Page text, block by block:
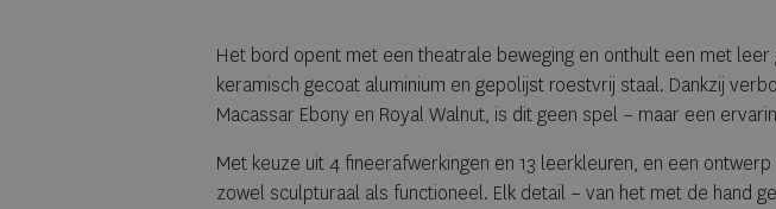
Het bord opent met een theatrale beweging en onthult een met
keramisch gecoat aluminium en gepolijst roestvrij staal. Dankzij
Macassar Ebony en Royal Walnut, is dit geen spel – maar een
Met keuze uit 4 fineerafwerkingen en 13 leerkleuren, en een
zowel sculpturaal als functioneel. Elk detail – van het met de hand